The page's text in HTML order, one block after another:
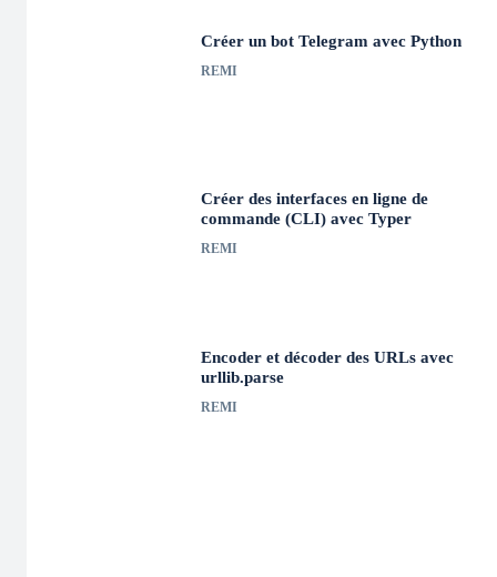
Créer un bot Telegram avec Python
REMI
Créer des interfaces en ligne de
commande (CLI) avec Typer
REMI
Encoder et décoder des URLs avec
urllib.parse
REMI